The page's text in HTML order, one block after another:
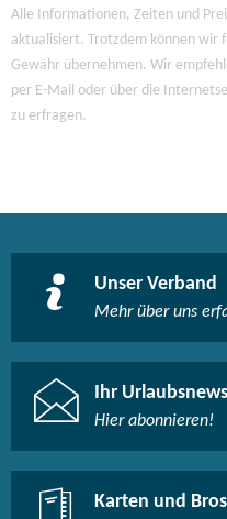
Alle Informationen, Zeiten und
aktualisiert. Trotzdem können wir
Gewähr übernehmen. Wir
per E-Mail oder über die
zu erfragen.
Unser Verband
Mehr über uns
Ihr
Hier abonnieren!
Karten und